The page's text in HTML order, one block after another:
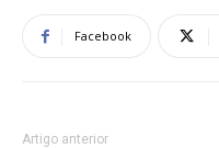
Facebook
Artigo anterior